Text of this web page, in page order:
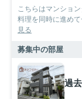
こちらはマンショ
料理を同時に進め
見る
募集中の部屋
過